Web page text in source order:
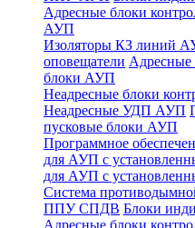
Адресные блоки
АУП
Изоляторы КЗ линий
оповещатели
блоки АУП
Неадресные блоки
Неадресные УДП АУП
пусковые блоки АУП
Программное
для АУП с
для АУП с
Система
ППУ СПДВ Блоки
Адресные блоки